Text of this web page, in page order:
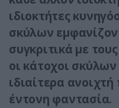
ιδιοκτήτες
σκύλων
συγκριτικά με
οι κάτοχοι
ιδιαίτερα
έντονη φαντασία.